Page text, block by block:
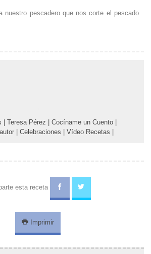
nuestro pescadero que nos corte el pescado
Teresa Pérez Cocíname un Cuento
Celebraciones Vídeo Recetas
esta receta
Imprimir